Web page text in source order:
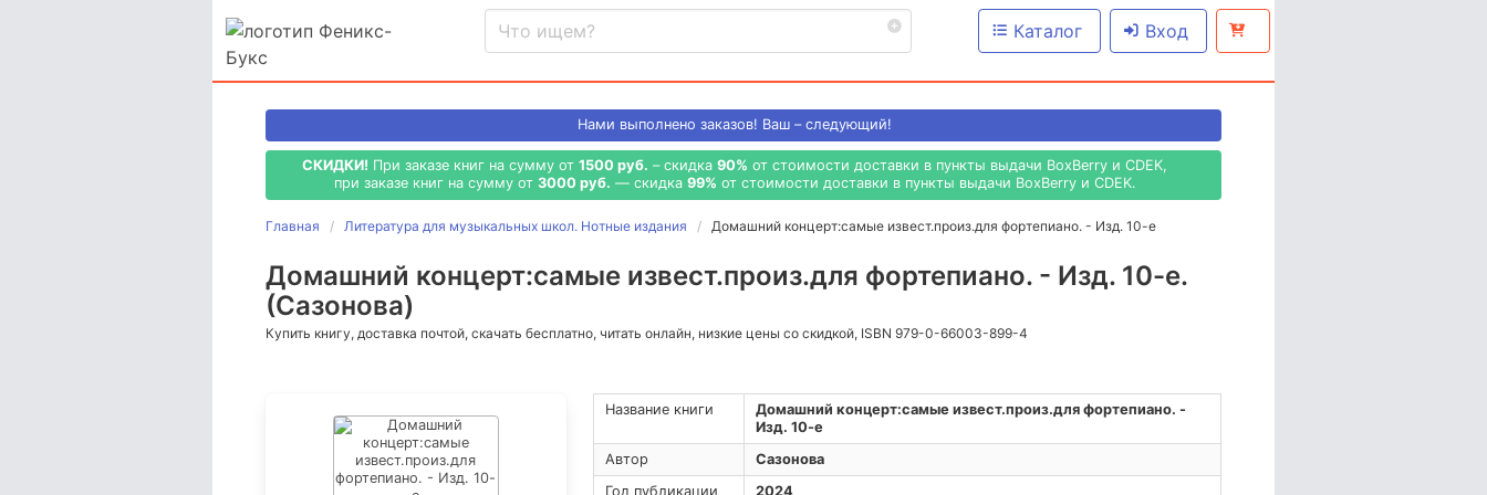
Каталог Вход
Нами выполнено заказов! Ваш – следующий!
СКИДКИ! При заказе книг на сумму от 1500 руб. – скидка 90% от стоимости доставки в пункты выдачи BoxBerry и CDEK,
при заказе книг на сумму от 3000 руб. — скидка 99% от стоимости доставки в пункты выдачи BoxBerry и CDEK.
Главная Литература для музыкальных школ. Нотные издания Домашний концерт:самые извест.произ.для фортепиано. - Изд. 10-е
Домашний концерт:самые извест.произ.для фортепиано. - Изд. 10-е.
(Сазонова)
Купить книгу, доставка почтой, скачать бесплатно, читать онлайн, низкие цены со скидкой, ISBN 979-0-66003-899-4
Название книги
Домашний концерт:самые извест.произ.для фортепиано. -
Изд. 10-е
Автор
Сазонова
Год публикации
2024